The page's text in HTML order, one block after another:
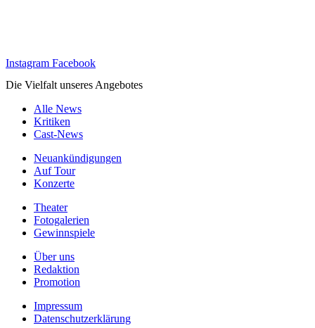
Instagram Facebook
Die Vielfalt unseres Angebotes
Alle News
Kritiken
Cast-News
Neuankündigungen
Auf Tour
Konzerte
Theater
Fotogalerien
Gewinnspiele
Über uns
Redaktion
Promotion
Impressum
Datenschutzerklärung